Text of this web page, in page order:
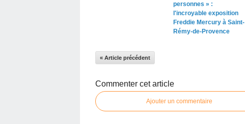
personnes » :
l'incroyable exposition
Freddie Mercury à Saint-
Rémy-de-Provence
« Article précédent
Commenter cet article
Ajouter un commentaire